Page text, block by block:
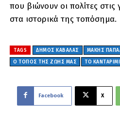
που βιώνουν οι πολίτες στις
στα ιστορικά της τοπόσημα.
TAGS ΔΗΜΟΣ ΚΑΒΑΛΑΣ
ΜΑΚΗΣ
Ο ΤΟΠΟΣ ΤΗΣ ΖΩΗΣ ΜΑΣ
ΤΟ ΚΑΝΤΑΡΊΜΙ
Facebook X